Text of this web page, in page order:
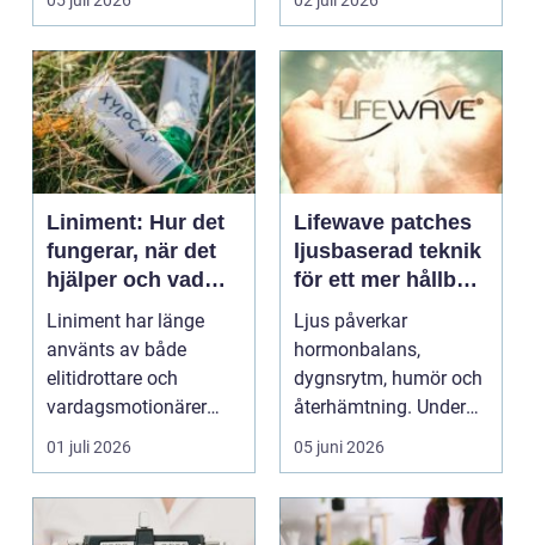
Liniment: Hur det
fungerar, när det
hjälper och vad
man bör tänka på
Liniment har länge
använts av både
elitidrottare och
vardagsmotionärer
för...
01 juli 2026
Lifewave patches
ljusbaserad teknik
för ett mer hållbart
välbefinnande
Ljus påverkar
hormonbalans,
dygnsrytm, humör och
återhämtning. Under
senare år har en ny typ
av prod...
05 juni 2026